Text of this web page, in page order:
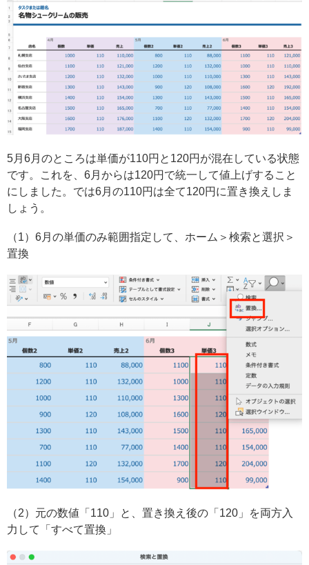
5月6月のところは単価が110円と120円が混在している状態
です。これを、6月からは120円で統一して値上げすること
にしました。では6月の110円は全て120円に置き換えしま
しょう。
（1）6月の単価のみ範囲指定して、ホーム＞検索と選択＞
置換
（2）元の数値「110」と、置き換え後の「120」を両方入
力して「すべて置換」